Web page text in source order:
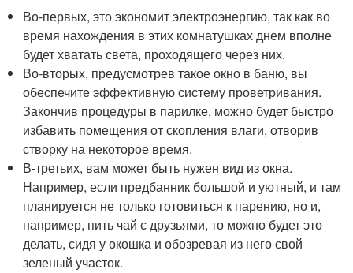
Во-первых, это экономит электроэнергию, так как во
время нахождения в этих комнатушках днем вполне
будет хватать света, проходящего через них.
Во-вторых, предусмотрев такое окно в баню, вы
обеспечите эффективную систему проветривания.
Закончив процедуры в парилке, можно будет быстро
избавить помещения от скопления влаги, отворив
створку на некоторое время.
В-третьих, вам может быть нужен вид из окна.
Например, если предбанник большой и уютный, и там
планируется не только готовиться к парению, но и,
например, пить чай с друзьями, то можно будет это
делать, сидя у окошка и обозревая из него свой
зеленый участок.